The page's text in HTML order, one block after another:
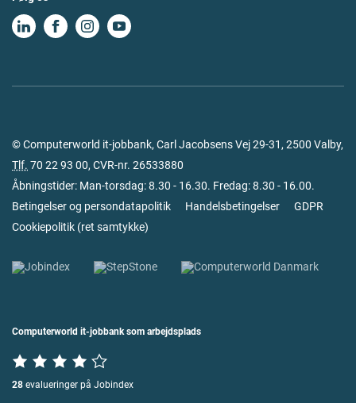
© Computerworld it-jobbank, Carl Jacobsens Vej 29-31, 2500 Valby,
Tlf. 70 22 93 00, CVR-nr. 26533880
Åbningstider: Man-torsdag: 8.30 - 16.30. Fredag: 8.30 - 16.00.
Betingelser og persondatapolitik
Handelsbetingelser
GDPR
Cookiepolitik (ret samtykke)
Computerworld it-jobbank som arbejdsplads
28 evalueringer på Jobindex